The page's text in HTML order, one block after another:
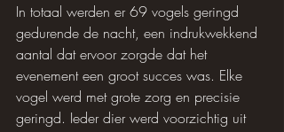
In totaal werden er 69 vogels geringd
gedurende de nacht, een indrukwekkend
aantal dat ervoor zorgde dat het
evenement een groot succes was. Elke
vogel werd met grote zorg en precisie
geringd. Ieder dier werd voorzichtig uit